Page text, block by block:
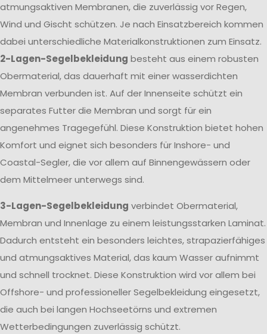
atmungsaktiven Membranen, die zuverlässig vor Regen,
Wind und Gischt schützen. Je nach Einsatzbereich kommen
dabei unterschiedliche Materialkonstruktionen zum Einsatz.
2-Lagen-Segelbekleidung besteht aus einem robusten
Obermaterial, das dauerhaft mit einer wasserdichten
Membran verbunden ist. Auf der Innenseite schützt ein
separates Futter die Membran und sorgt für ein
angenehmes Tragegefühl. Diese Konstruktion bietet hohen
Komfort und eignet sich besonders für Inshore- und
Coastal-Segler, die vor allem auf Binnengewässern oder
dem Mittelmeer unterwegs sind.
3-Lagen-Segelbekleidung verbindet Obermaterial,
Membran und Innenlage zu einem leistungsstarken Laminat.
Dadurch entsteht ein besonders leichtes, strapazierfähiges
und atmungsaktives Material, das kaum Wasser aufnimmt
und schnell trocknet. Diese Konstruktion wird vor allem bei
Offshore- und professioneller Segelbekleidung eingesetzt,
die auch bei langen Hochseetörns und extremen
Wetterbedingungen zuverlässig schützt.